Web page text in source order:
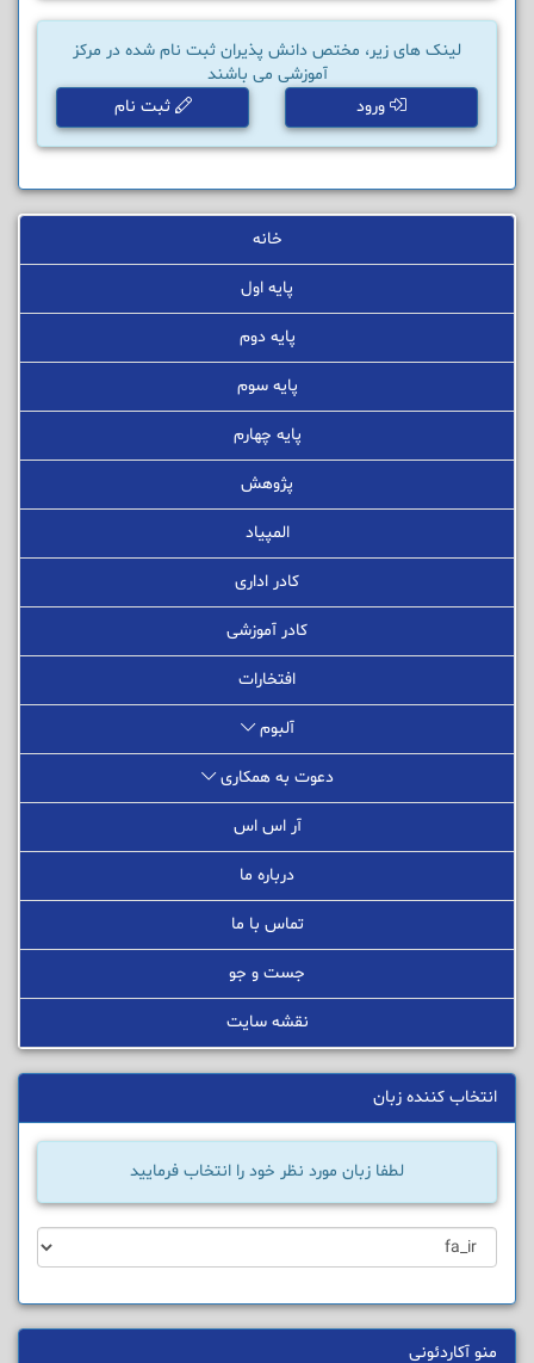
لینک های زیر، مختص دانش پذیران ثبت نام شده در مرکز
آموزشی می باشند
ورود
ثبت نام
خانه
پایه اول
پایه دوم
پایه سوم
پایه چهارم
پژوهش
المپیاد
کادر اداری
کادر آموزشی
افتخارات
آلبوم
دعوت به همکاری
آر اس اس
درباره ما
تماس با ما
جست و جو
نقشه سایت
انتخاب کننده زبان
لطفا زبان مورد نظر خود را انتخاب فرمایید
منو آکاردئونی